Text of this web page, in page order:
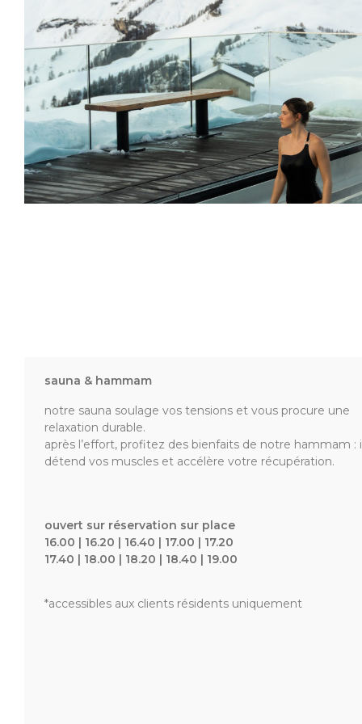
sauna & hammam
notre sauna soulage vos tensions et vous procure une
relaxation durable.
après l’effort, profitez des bienfaits de notre hammam :
détend vos muscles et accélère votre récupération.
ouvert sur réservation sur place
16.00 | 16.20 | 16.40 | 17.00 | 17.20
17.40 | 18.00 | 18.20 | 18.40 | 19.00
*accessibles aux clients résidents uniquement